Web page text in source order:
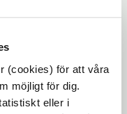
(cookies) för att våra
möjligt för dig.
eller iatt